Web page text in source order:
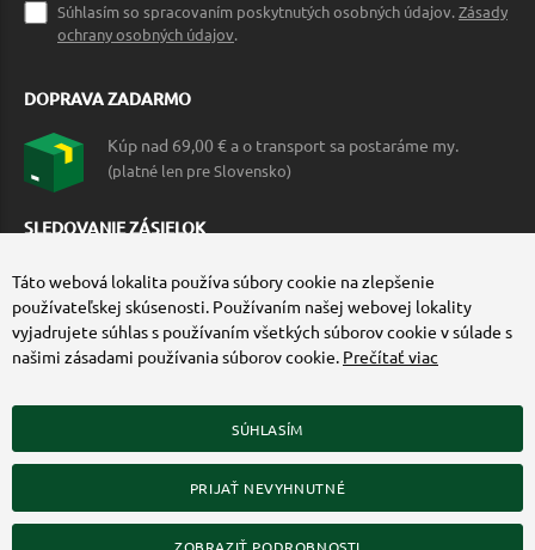
Súhlasím so spracovaním poskytnutých osobných údajov.Zásady
ochrany osobných údajov.
DOPRAVA ZADARMO
Kúp nad 69,00 € a o transport sa postaráme my.
(platné len pre Slovensko)
SLEDOVANIE ZÁSIELOK
ZÍSKAJTE VIAC O COMMANDO.SK
Upraviť nastavenia Cookies
Táto webová lokalita používa súbory cookie na zlepšenie
používateľskej skúsenosti. Používaním našej webovej lokality
vyjadrujete súhlas s používaním všetkých súborov cookie v súlade s
našimi zásadami používania súborov cookie. Prečítať viac
SÚHLASÍM
PRIJAŤ NEVYHNUTNÉ